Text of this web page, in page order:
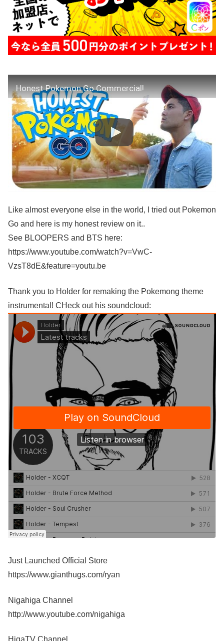
Honest Pokemon Go Commercial!
Like almost everyone else in the world, I tried out Pokemon
Go and here is my honest review on it..
See BLOOPERS and BTS here:
https://www.youtube.com/watch?v=VwC-
VzsT8dE&feature=youtu.be
Thank you to Holder for remaking the Pokemong theme
instrumental! CHeck out his soundcloud:
Just Launched Official Store
https://www.gianthugs.com/ryan
Nigahiga Channel
http://www.youtube.com/nigahiga
HigaTV Channel